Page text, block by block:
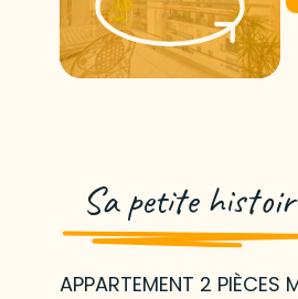
Sa petite
APPARTEMENT 2 PIÈCES